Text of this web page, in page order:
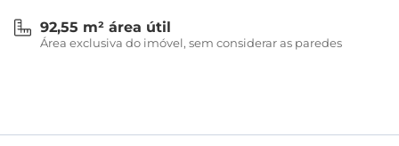
92,55 m² área útil
Área exclusiva do imóvel, sem considerar as paredes